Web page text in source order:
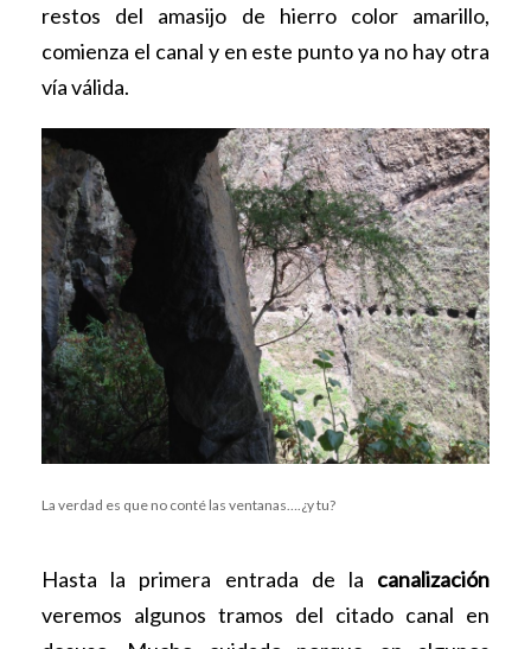
restos del amasijo de hierro color amarillo,
comienza el canal y en este punto ya no hay otra
vía válida.
La verdad es que no conté las ventanas….¿y tu?
Hasta la primera entrada de la canalización
veremos algunos tramos del citado canal en